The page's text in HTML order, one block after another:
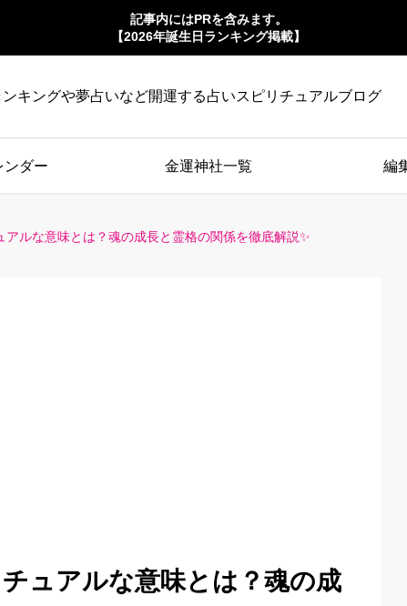
記事内にはPRを含みます。
【2026年誕生日ランキング掲載】
キングや夢占いなど開運する占いスピリチュアルブログ
ンダー 金運神社一覧 編
ルな意味とは？魂の成長と霊格の関係を徹底解説✨
ュアルな意味とは？魂の成